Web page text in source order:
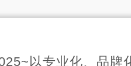
以专业化、品